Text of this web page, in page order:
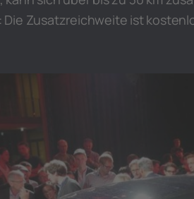
Die Zusatzreichweite ist